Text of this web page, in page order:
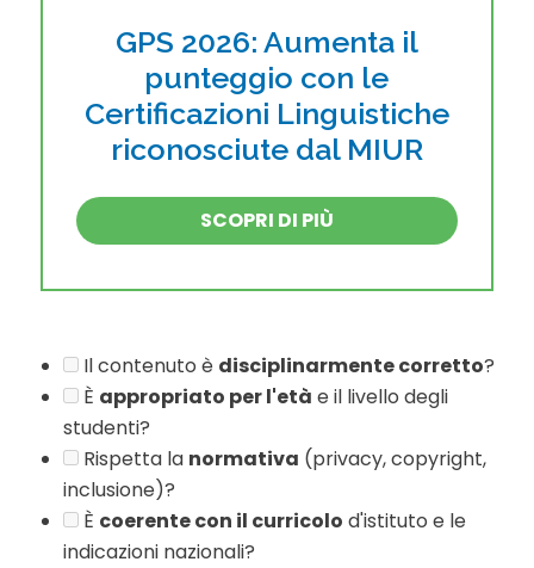
GPS 2026: Aumenta il
punteggio con le
Certificazioni Linguistiche
riconosciute dal MIUR
SCOPRI DI PIÙ
Il contenuto è disciplinarmente corretto?
È appropriato per l'età e il livello degli
studenti?
Rispetta la normativa (privacy, copyright,
inclusione)?
È coerente con il curricolo d'istituto e le
indicazioni nazionali?